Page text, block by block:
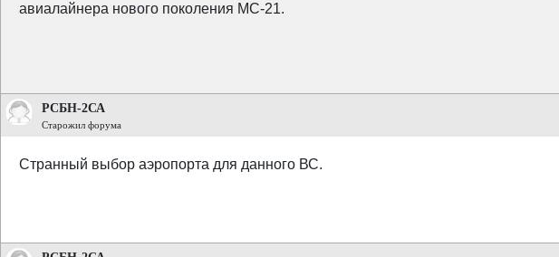
авиалайнера нового поколения МС-21.
РСБН-2СА
Старожил форума
Странный выбор аэропорта для данного ВС.